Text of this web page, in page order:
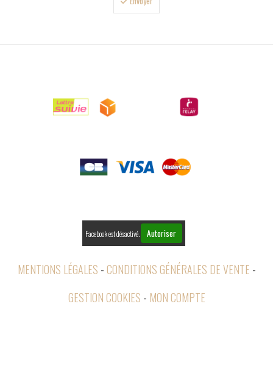
Facebook est désactivé. Autoriser
MENTIONS LÉGALES CONDITIONS GÉNÉRALES DE VENTE
GESTION COOKIES
MON COMPTE